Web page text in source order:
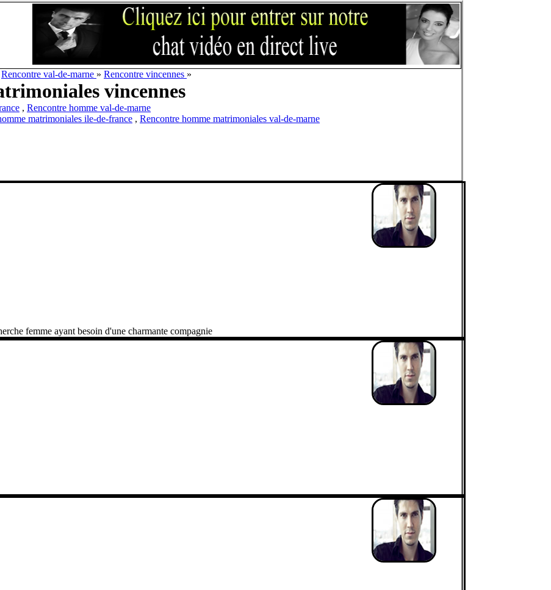
Rencontre val-de-marne » Rencontre vincennes »
vincennes
, Rencontre homme val-de-marne
matrimoniales ile-de-france , Rencontre homme matrimoniales val-de-marne
femme ayant besoin d'une charmante compagnie